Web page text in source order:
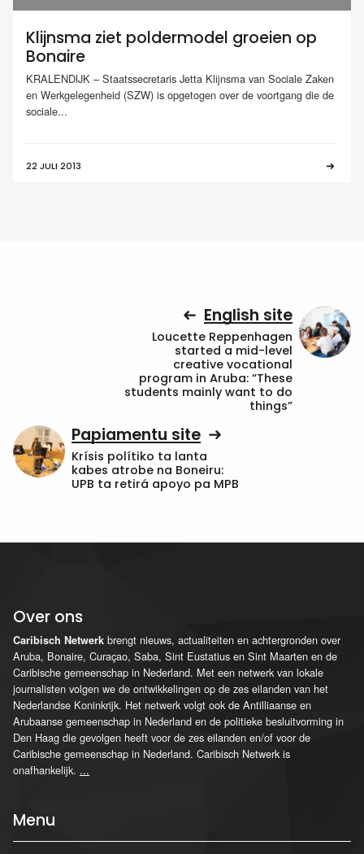
Klijnsma ziet poldermodel groeien op
Bonaire
KRALENDIJK – Staatssecretaris Jetta Klijnsma van Sociale Zaken
en Werkgelegenheid (SZW) is opgetogen over de voortgang die de
sociale...
22 JULI 2013
English site
Loucette Reppenhagen
started a mid-level
creative vocational
program in Aruba: “These
students mainly want to do
things”
Papiamentu site
Krísis polítiko ta lanta
kabes atrobe na Boneiru:
UPB ta retirá apoyo pa MPB
Over ons
Caribisch Netwerk brengt nieuws, actualiteiten en achtergronden over
Aruba, Bonaire, Curaçao, Saba, Sint Eustatius en Sint Maarten en de
Caribische gemeenschap in Nederland. Met een netwerk van lokale
journalisten volgen we de ontwikkelingen op de zes eilanden van het
Nederlandse Koninkrijk. Het netwerk volgt ook de Antilliaanse en
Arubaanse gemeenschap in Nederland en de politieke besluitvorming in
Den Haag die gevolgen heeft voor de zes eilanden en/of voor de
Caribische gemeenschap in Nederland. Caribisch Netwerk is
onafhankelijk. ...
Menu